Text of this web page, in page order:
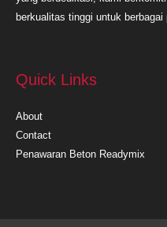
berkualitas tinggi untuk
Quick Links
About
Contact
Penawaran Beton Readymix